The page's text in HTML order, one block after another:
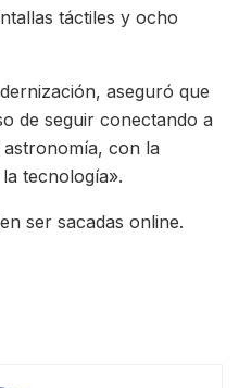
táctiles y ocho
aseguró que
de seguir conectando a
con la
tecnología».
ser sacadas online.